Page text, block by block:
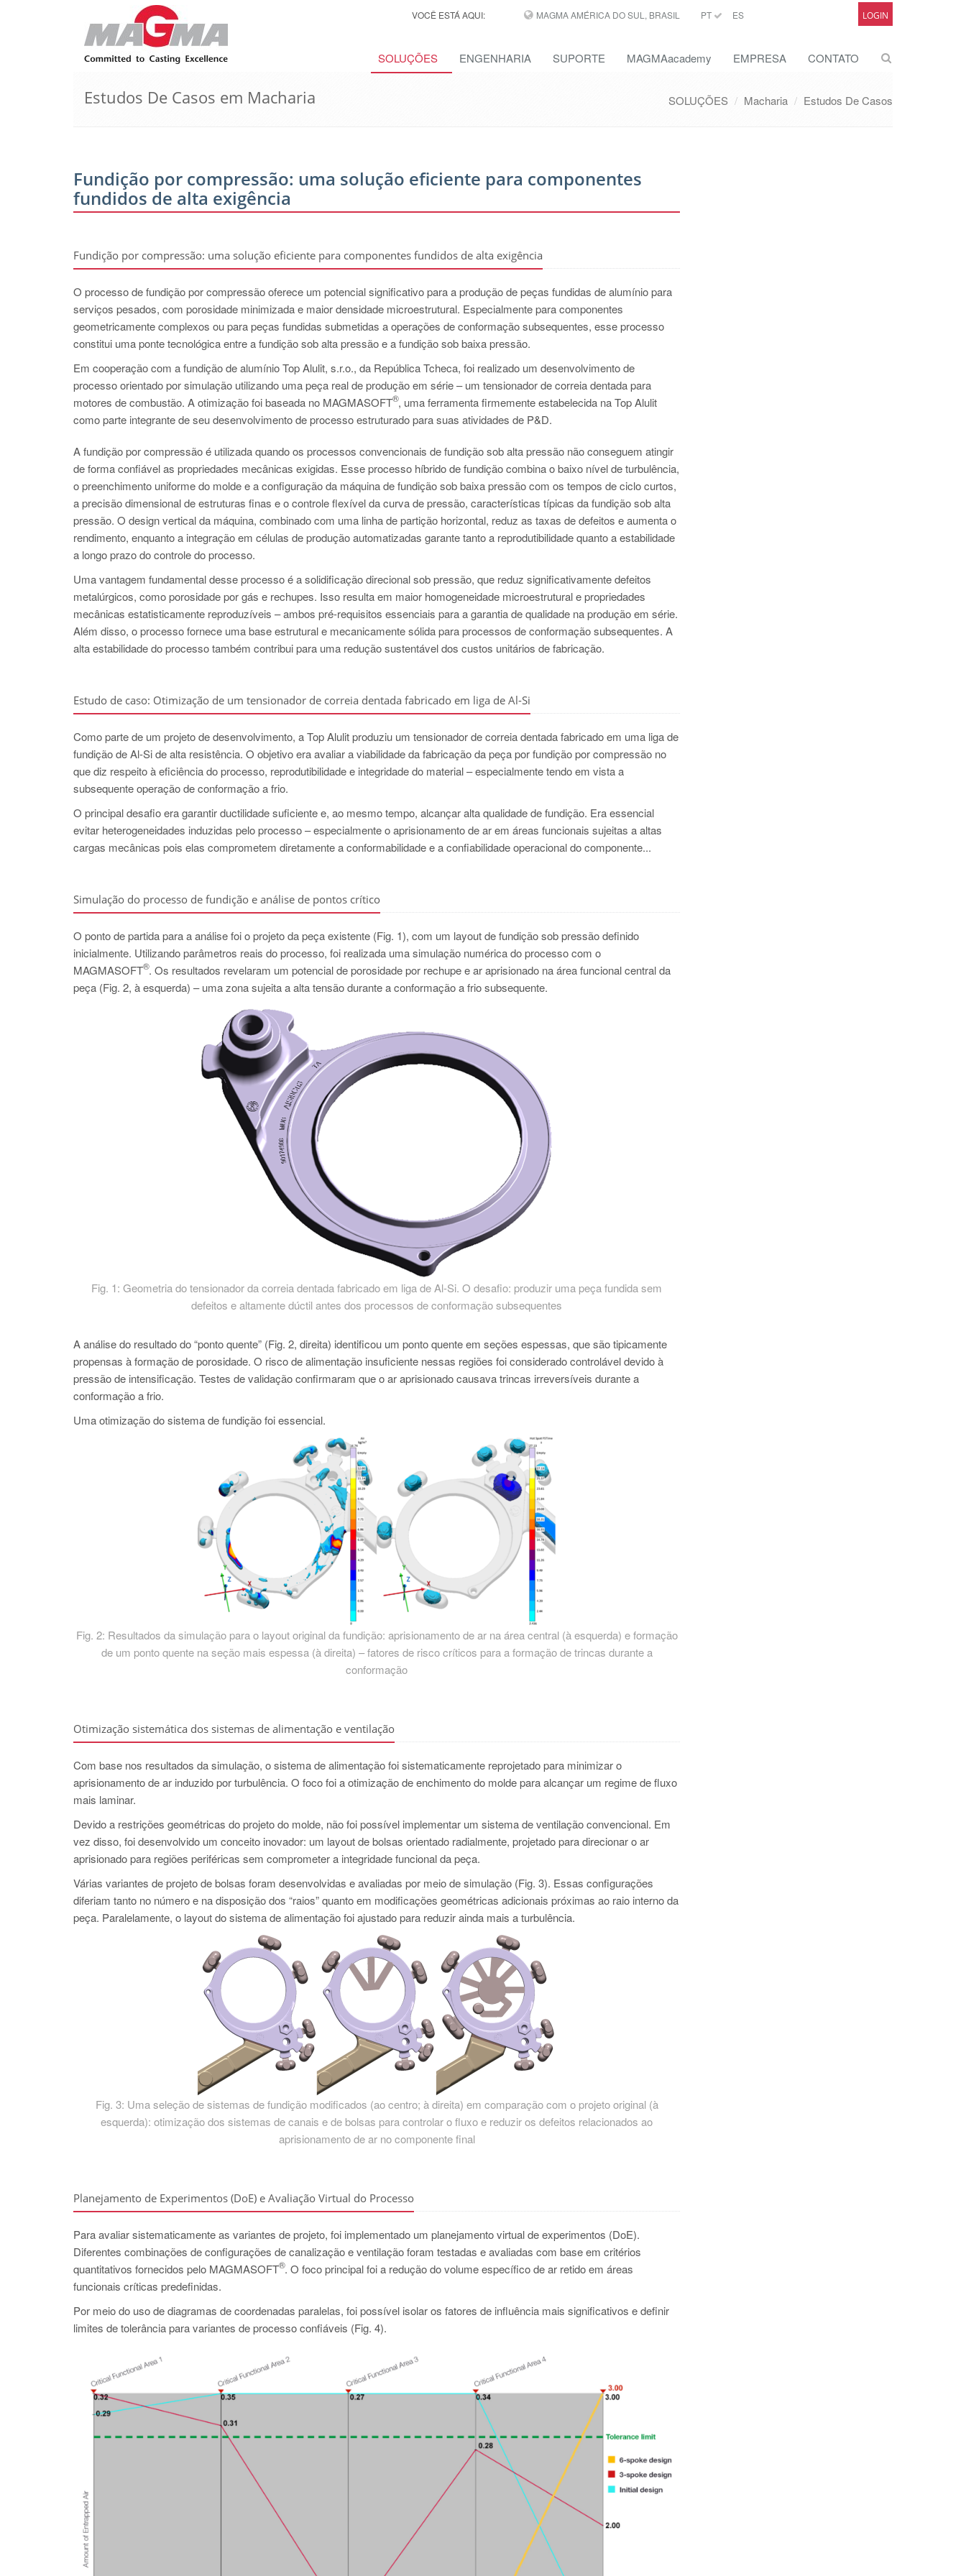
VOCÊ ESTÁ AQUI: MAGMA AMÉRICA DO SUL, BRASIL PT ES LOGIN
SOLUÇÕES ENGENHARIA SUPORTE MAGMAacademy EMPRESA CONTATO
Estudos De Casos em Macharia SOLUÇÕES Macharia Estudos De Casos
Fundição por compressão: uma solução eficiente para componentes
fundidos de alta exigência
Fundição por compressão: uma solução eficiente para componentes fundidos de alta exigência
O processo de fundição por compressão oferece um potencial significativo para a produção de peças fundidas de alumínio para
serviços pesados, com porosidade minimizada e maior densidade microestrutural. Especialmente para componentes
geometricamente complexos ou para peças fundidas submetidas a operações de conformação subsequentes, esse processo
constitui uma ponte tecnológica entre a fundição sob alta pressão e a fundição sob baixa pressão.
Em cooperação com a fundição de alumínio Top Alulit, s.r.o., da República Tcheca, foi realizado um desenvolvimento de
processo orientado por simulação utilizando uma peça real de produção em série – um tensionador de correia dentada para
motores de combustão. A otimização foi baseada no MAGMASOFT
®, uma ferramenta firmemente estabelecida na Top Alulit
como parte integrante de seu desenvolvimento de processo estruturado para suas atividades de P&D.
A fundição por compressão é utilizada quando os processos convencionais de fundição sob alta pressão não conseguem atingir
de forma confiável as propriedades mecânicas exigidas. Esse processo híbrido de fundição combina o baixo nível de turbulência,
o preenchimento uniforme do molde e a configuração da máquina de fundição sob baixa pressão com os tempos de ciclo curtos,
a precisão dimensional de estruturas finas e o controle flexível da curva de pressão, características típicas da fundição sob alta
pressão. O design vertical da máquina, combinado com uma linha de partição horizontal, reduz as taxas de defeitos e aumenta o
rendimento, enquanto a integração em células de produção automatizadas garante tanto a reprodutibilidade quanto a estabilidade
a longo prazo do controle do processo.
Uma vantagem fundamental desse processo é a solidificação direcional sob pressão, que reduz significativamente defeitos
metalúrgicos, como porosidade por gás e rechupes. Isso resulta em maior homogeneidade microestrutural e propriedades
mecânicas estatisticamente reproduzíveis – ambos pré-requisitos essenciais para a garantia de qualidade na produção em série.
Além disso, o processo fornece uma base estrutural e mecanicamente sólida para processos de conformação subsequentes. A
alta estabilidade do processo também contribui para uma redução sustentável dos custos unitários de fabricação.
Estudo de caso: Otimização de um tensionador de correia dentada fabricado em liga de Al-Si
Como parte de um projeto de desenvolvimento, a Top Alulit produziu um tensionador de correia dentada fabricado em uma liga de
fundição de Al-Si de alta resistência. O objetivo era avaliar a viabilidade da fabricação da peça por fundição por compressão no
que diz respeito à eficiência do processo, reprodutibilidade e integridade do material – especialmente tendo em vista a
subsequente operação de conformação a frio.
O principal desafio era garantir ductilidade suficiente e, ao mesmo tempo, alcançar alta qualidade de fundição. Era essencial
evitar heterogeneidades induzidas pelo processo – especialmente o aprisionamento de ar em áreas funcionais sujeitas a altas
cargas mecânicas pois elas comprometem diretamente a conformabilidade e a confiabilidade operacional do componente...
Simulação do processo de fundição e análise de pontos crítico
O ponto de partida para a análise foi o projeto da peça existente (Fig. 1), com um layout de fundição sob pressão definido
inicialmente. Utilizando parâmetros reais do processo, foi realizada uma simulação numérica do processo com o
MAGMASOFT
®. Os resultados revelaram um potencial de porosidade por rechupe e ar aprisionado na área funcional central da
peça (Fig. 2, à esquerda) – uma zona sujeita a alta tensão durante a conformação a frio subsequente.
Fig. 1: Geometria do tensionador da correia dentada fabricado em liga de Al-Si. O desafio: produzir uma peça fundida sem
defeitos e altamente dúctil antes dos processos de conformação subsequentes
A análise do resultado do “ponto quente” (Fig. 2, direita) identificou um ponto quente em seções espessas, que são tipicamente
propensas à formação de porosidade. O risco de alimentação insuficiente nessas regiões foi considerado controlável devido à
pressão de intensificação. Testes de validação confirmaram que o ar aprisionado causava trincas irreversíveis durante a
conformação a frio.
Uma otimização do sistema de fundição foi essencial.
Fig. 2: Resultados da simulação para o layout original da fundição: aprisionamento de ar na área central (à esquerda) e formação
de um ponto quente na seção mais espessa (à direita) – fatores de risco críticos para a formação de trincas durante a
conformação
Otimização sistemática dos sistemas de alimentação e ventilação
Com base nos resultados da simulação, o sistema de alimentação foi sistematicamente reprojetado para minimizar o
aprisionamento de ar induzido por turbulência. O foco foi a otimização de enchimento do molde para alcançar um regime de fluxo
mais laminar.
Devido a restrições geométricas do projeto do molde, não foi possível implementar um sistema de ventilação convencional. Em
vez disso, foi desenvolvido um conceito inovador: um layout de bolsas orientado radialmente, projetado para direcionar o ar
aprisionado para regiões periféricas sem comprometer a integridade funcional da peça.
Várias variantes de projeto de bolsas foram desenvolvidas e avaliadas por meio de simulação (Fig. 3). Essas configurações
diferiam tanto no número e na disposição dos “raios” quanto em modificações geométricas adicionais próximas ao raio interno da
peça. Paralelamente, o layout do sistema de alimentação foi ajustado para reduzir ainda mais a turbulência.
Fig. 3: Uma seleção de sistemas de fundição modificados (ao centro; à direita) em comparação com o projeto original (à
esquerda): otimização dos sistemas de canais e de bolsas para controlar o fluxo e reduzir os defeitos relacionados ao
aprisionamento de ar no componente final
Planejamento de Experimentos (DoE) e Avaliação Virtual do Processo
Para avaliar sistematicamente as variantes de projeto, foi implementado um planejamento virtual de experimentos (DoE).
Diferentes combinações de configurações de canalização e ventilação foram testadas e avaliadas com base em critérios
quantitativos fornecidos pelo MAGMASOFT
®. O foco principal foi a redução do volume específico de ar retido em áreas
funcionais críticas predefinidas.
Por meio do uso de diagramas de coordenadas paralelas, foi possível isolar os fatores de influência mais significativos e definir
limites de tolerância para variantes de processo confiáveis (Fig. 4).